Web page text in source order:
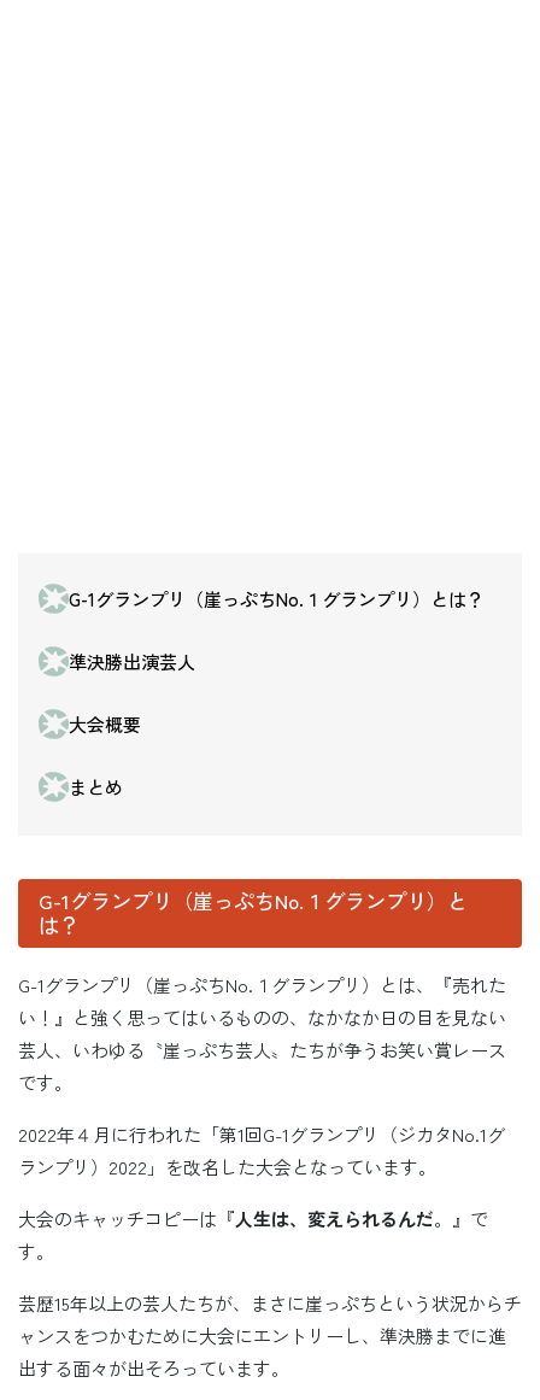
G-1グランプリ（崖っぷちNo.１グランプリ）とは？
準決勝出演芸人
大会概要
まとめ
G-1グランプリ（崖っぷちNo.１グランプリ）と
は？
G-1グランプリ（崖っぷちNo.１グランプリ）とは、『売れた
い！』と強く思ってはいるものの、なかなか日の目を見ない
芸人、いわゆる〝崖っぷち芸人〟たちが争うお笑い賞レース
です。
2022年４月に行われた「第1回G-1グランプリ（ジカタNo.1グ
ランプリ）2022」を改名した大会となっています。
大会のキャッチコピーは『人生は、変えられるんだ。』で
す。
芸歴15年以上の芸人たちが、まさに崖っぷちという状況からチ
ャンスをつかむために大会にエントリーし、準決勝までに進
出する面々が出そろっています。